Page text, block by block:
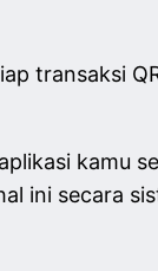
transaksi
kamu
ini secara